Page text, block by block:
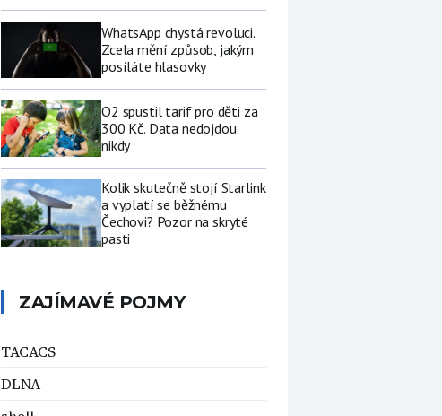
WhatsApp chystá revoluci.
Zcela mění způsob, jakým
posíláte hlasovky
O2 spustil tarif pro děti za
300 Kč. Data nedojdou
nikdy
Kolik skutečně stojí Starlink
a vyplatí se běžnému
Čechovi? Pozor na skryté
pasti
ZAJÍMAVÉ POJMY
TACACS
DLNA